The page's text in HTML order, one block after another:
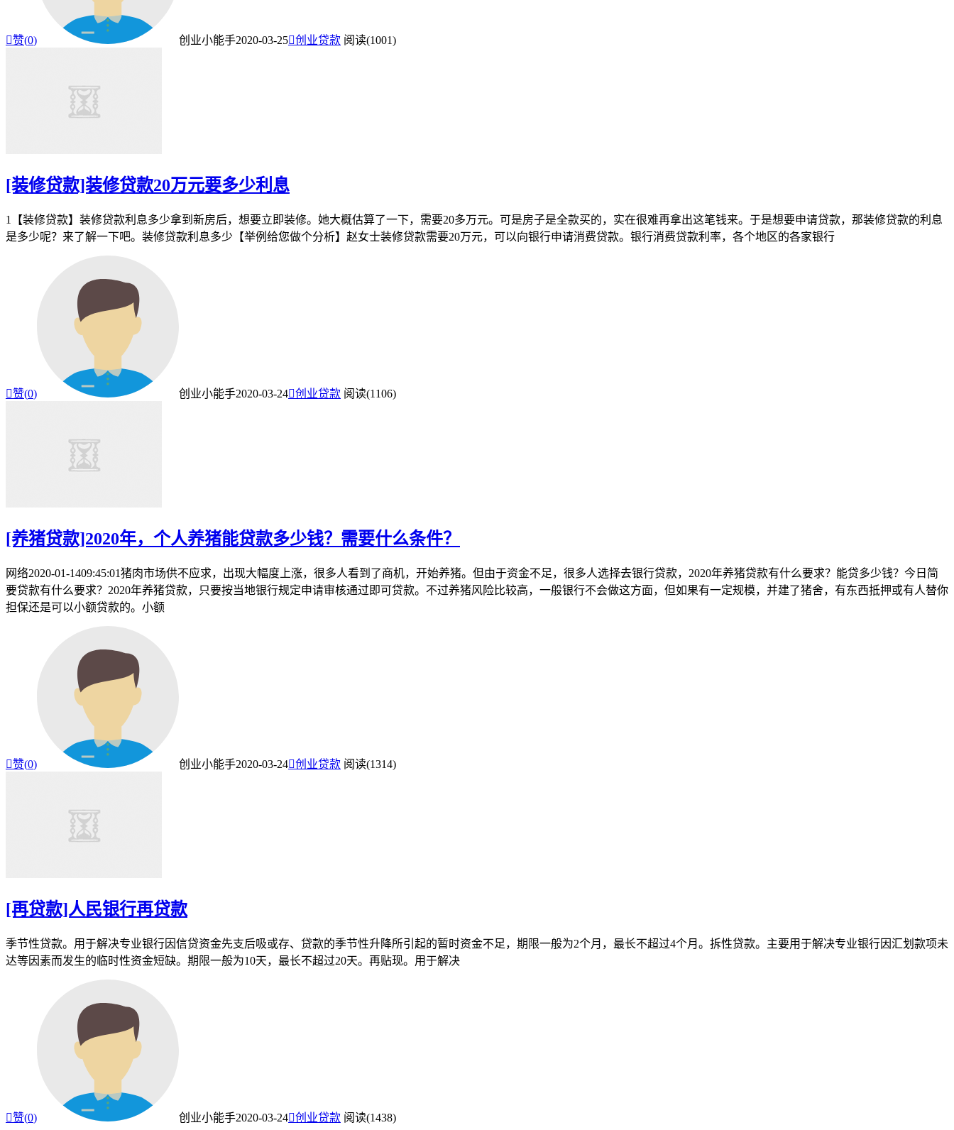
赞(0) 创业小能手2020-03-25创业贷款 阅读(1001)
[装修贷款]装修贷款20万元要多少利息
1【装修贷款】装修贷款利息多少拿到新房后，想要立即装修。她大概估算了一下，需要20多万元。可是房子是全款买的，实在很难再拿出这笔钱来。于是想要申请贷款，那装修贷款的利息
是多少呢？来了解一下吧。装修贷款利息多少【举例给您做个分析】赵女士装修贷款需要20万元，可以向银行申请消费贷款。银行消费贷款利率，各个地区的各家银行
赞(0) 创业小能手2020-03-24创业贷款 阅读(1106)
[养猪贷款]2020年，个人养猪能贷款多少钱？需要什么条件？
网络2020-01-1409:45:01猪肉市场供不应求，出现大幅度上涨，很多人看到了商机，开始养猪。但由于资金不足，很多人选择去银行贷款，2020年养猪贷款有什么要求？能贷多少钱？今日简
要贷款有什么要求？2020年养猪贷款，只要按当地银行规定申请审核通过即可贷款。不过养猪风险比较高，一般银行不会做这方面，但如果有一定规模，并建了猪舍，有东西抵押或有人替你
担保还是可以小额贷款的。小额
赞(0) 创业小能手2020-03-24创业贷款 阅读(1314)
[再贷款]人民银行再贷款
季节性贷款。用于解决专业银行因信贷资金先支后吸或存、贷款的季节性升降所引起的暂时资金不足，期限一般为2个月，最长不超过4个月。拆性贷款。主要用于解决专业银行因汇划款项未
达等因素而发生的临时性资金短缺。期限一般为10天，最长不超过20天。再贴现。用于解决
赞(0) 创业小能手2020-03-24创业贷款 阅读(1438)